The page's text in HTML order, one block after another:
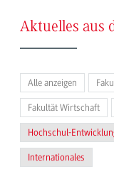
Aktuelles aus
Alle anzeigen
Fakultät Wirtschaft
Hochschul-
Internationales